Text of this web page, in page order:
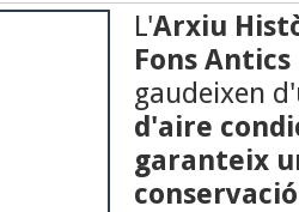
L'Arxiu
Fons
gaudeixen
d'aire
garanteix